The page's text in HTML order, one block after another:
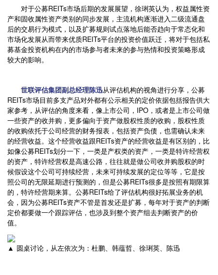
对于公募REITs市场后期的发展展望，徐琍英认为，权益属性资
产和固收属性资产类别的同步发展，主流机构逐渐进入二级流通盘
后的交易行为模式，以及扩募规则试点落地后能否趋向于常态化和
市场化发展从而带来优质REITs平台的投资价值跃迁，将对于包括私
募基金投资机构在内的市场参与者未来的参与热情和投资策略形成
较大的影响。
世联评估集团副总经理陈迅从评估机构的视角进行分享，公募
REITs市场目前多支产品对外都有公示相关的定价依据包括报告供大
家参考，从评估的角度来看，像上市公司，IPO，或者是上市公司做
一些资产的收并购，更多偏向于资产做股权性质的收购，股权性质
的收购依托于公司经营的财务报表，包括资产负债，也需确认未来
的经营收益。这个经营收益跟REITs资产的经营收益是有区别的，比
如像公募REITs划分一下，一类是产权类的资产，一类是特许经营权
的资产，特许经营权是高速公路，往往就是做公司收并购股权的时
候假设这个公司可持续经营，未来可持续发展的定位等等，它是按
照公司的无限延期进行预测的，但是公募REITs很多是按照有期限算
的，特许经营期来算。公募REITs给了评估机构很好拓展业务的机
会，因为公募REITs资产不管是首发还是扩募，每年对于资产的判断
定价都要做一个跟踪评估，也涉及到整个资产组去判断资产的价
值。
▲ 圆桌讨论，从左依次为：杜鹏、韩蕴哲、徐琍英、陈迅